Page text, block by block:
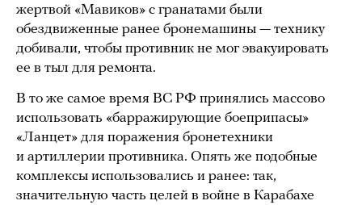
жертвой «Мавиков» с гранатами были
обездвиженные ранее бронемашины — технику
добивали, чтобы противник не мог эвакуировать
ее в тыл для ремонта.
В то же самое время ВС РФ принялись массово
использовать «барражирующие боеприпасы»
«Ланцет» для поражения бронетехники
и артиллерии противника. Опять же подобные
комплексы использовались и ранее: так,
значительную часть целей в войне в Карабахе